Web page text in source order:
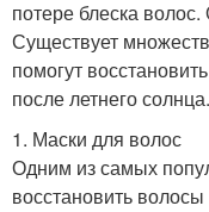
потере блеска
Существует
помогут
после летнего солнца.
1. Маски для волос
Одним из самых
восстановить